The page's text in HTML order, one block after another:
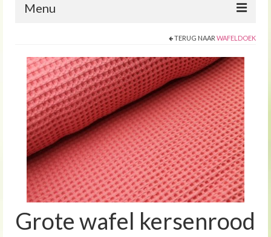
Menu
Webshop
Bijzondere creaties
Forums
Over ons
TERUG NAAR WAFELDOEK
Grote wafel kersenrood